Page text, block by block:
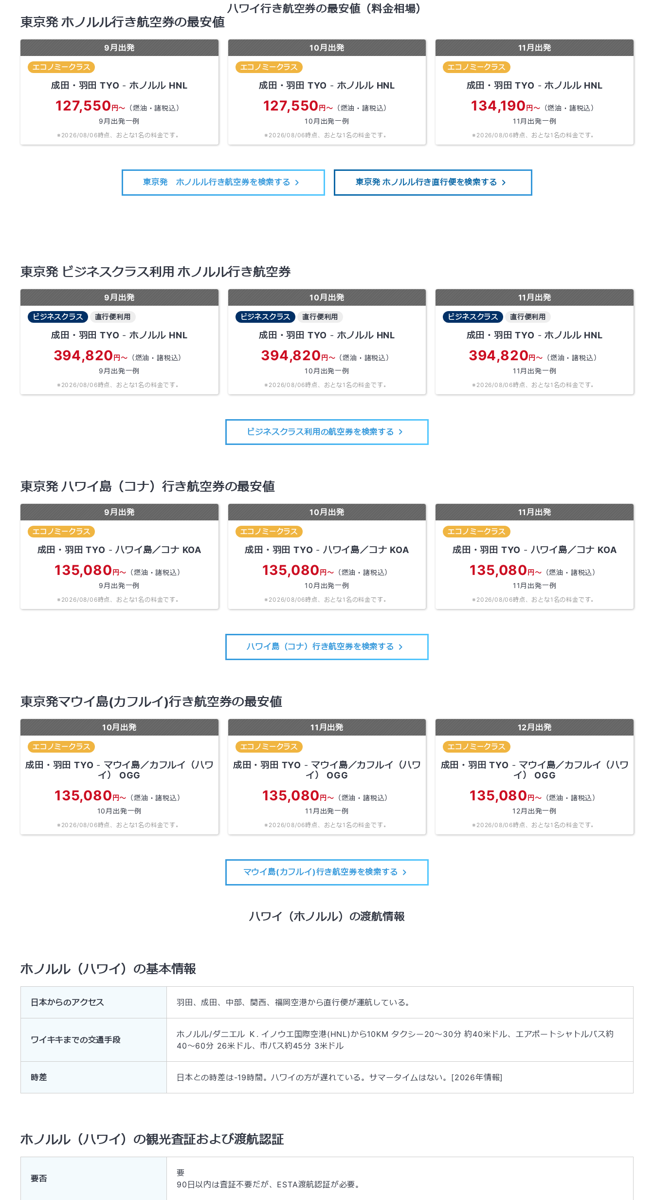
ハワイ行き航空券の最安値（料金相場）
東京発 ホノルル行き航空券の最安値
成田・羽田 TYO - ホノルル HNL
9月出発
エコノミークラス
127,550円～ （燃油・諸税込）
9月出発一例
※ 2026/08/06時点、おとな1名の料金です。
成田・羽田 TYO - ホノルル HNL
10月出発
エコノミークラス
127,550円～ （燃油・諸税込）
10月出発一例
※ 2026/08/06時点、おとな1名の料金です。
成田・羽田 TYO -ホノルル HNL
11月出発
エコノミークラス
134,190円～ （燃油・諸税込）
11月出発一例
※ 2026/08/06時点、おとな1名の料金です。
東京発 ホノルル行き航空券を検索する 東京発 ホノルル行き直行便を検索する
東京発 ビジネスクラス利用 ホノルル行き航空券
成田・羽田 TYO - ホノルル HNL
9月出発
ビジネスクラス 直行便利用
394,820円～ （燃油・諸税込）
9月出発一例
※ 2026/08/06時点、おとな1名の料金です。
成田・羽田 TYO - ホノルル HNL
10月出発
ビジネスクラス 直行便利用
394,820円～ （燃油・諸税込）
10月出発一例
※ 2026/08/06時点、おとな1名の料金です。
成田・羽田 TYO -ホノルル HNL
11 月出発
ビジネスクラス 直行便利用
394,820円～ （燃油・諸税込）
11月出発一例
※ 2026/08/06時点、おとな1名の料金です。
ビジネスクラス利用の航空券を検索する
東京発 ハワイ島（コナ）行き航空券の最安値
成田・羽田 TYO -ハワイ島／コナ KOA
9月出発
エコノミークラス
135,080円～ （燃油・諸税込）
9月出発一例
※ 2026/08/06時点、おとな1名の料金です。
成田・羽田 TYO - ハワイ島／コナ KOA
10月出発
エコノミークラス
135,080円～ （燃油・諸税込）
10月出発一例
※ 2026/08/06時点、おとな1名の料金です。
成田・羽田 TYO - ハワイ島／コナ KOA
11月出発
エコノミークラス
135,080円～ （燃油・諸税込）
11月出発一例
※ 2026/08/06時点、おとな1名の料金です。
ハワイ島（コナ）行き航空券を検索する
東京発マウイ島(カフルイ)行き航空券の最安値
成田・羽田 TYO - マウイ島／カフルイ（ハワ
イ）
OGG
10月出発
エコノミークラス
135,080円～ （燃油・諸税込）
10月出発一例
※ 2026/08/06時点、おとな1名の料金です。
成田・羽田 TYO - マウイ島／カフルイ（ハワ
イ）
OGG
11月出発
エコノミークラス
135,080円～ （燃油・諸税込）
11 月出発一例
※ 2026/08/06時点、おとな1名の料金です。
成田・羽田 TYO - マウイ島／カフルイ（ハワ
イ）
OGG
12月出発
エコノミークラス
135,080円～ （燃油・諸税込）
12月出発一例
※ 2026/08/06時点、おとな1名の料金です。
マウイ島(カフルイ)行き航空券を検索する
ハワイ（ホノルル）の渡航情報
ホノルル（ハワイ）の基本情報
日本からのアクセス 羽田、成田、中部、関西、福岡空港から直行便が運航している。
ワイキキまでの交通手段
ホノルル/ダニエル Ｋ. イノウエ国際空港(HNL)から10KM タクシー20～30分 約40米ドル、エアポートシャトルバス約
40～60分 26米ドル、市バス約45分 3米ドル
時差 日本との時差は-19時間。ハワイの方が遅れている。サマータイムはない。[2026年情報]
ホノルル（ハワイ）の観光査証および渡航認証
要否
要
90日以内は査証不要だが、ESTA渡航認証が必要。